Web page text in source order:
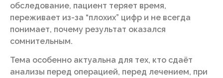
обследование, пациент теряет время,
переживает из-за “плохих” цифр и не всегда
понимает, почему результат оказался
сомнительным.
Тема особенно актуальна для тех, кто сдаёт
анализы перед операцией, перед лечением, при